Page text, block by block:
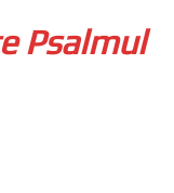
Psalmul